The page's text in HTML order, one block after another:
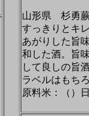
山形県 杉勇
すっきりとキ
あがりした旨
和した酒。旨
して良しの旨
ラベルはもち
原料米：（）